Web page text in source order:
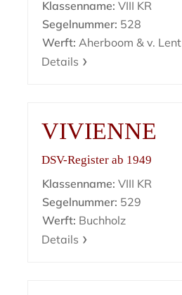
Klassenname: VIII KR
Segelnummer: 528
Werft: Aherboom & v. Lent
Details
VIVIENNE
DSV-Register ab 1949
Klassenname: VIII KR
Segelnummer: 529
Werft: Buchholz
Details